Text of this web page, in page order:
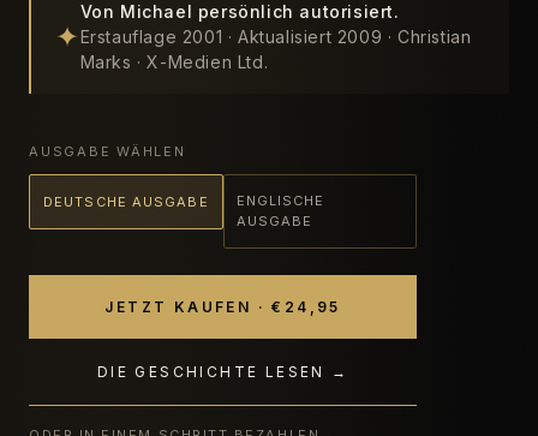
✦
Von Michael persönlich autorisiert.
Erstauflage 2001 · Aktualisiert 2009 · Christian
Marks · X-Medien Ltd.
AUSGABE WÄHLEN
DEUTSCHE AUSGABE
ENGLISCHE
AUSGABE
JETZT KAUFEN · €24,95
DIE GESCHICHTE LESEN →